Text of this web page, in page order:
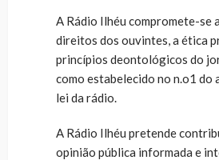
A Rádio Ilhéu compromete-se
direitos dos ouvintes, a ética
princípios deontológicos do
como estabelecido no n.o1 do
lei da rádio.
A Rádio Ilhéu pretende
opinião pública informada e